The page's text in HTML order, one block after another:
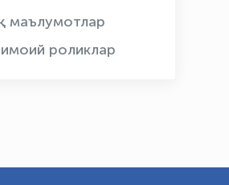
маълумотлар
роликлар
AI - yordamchi